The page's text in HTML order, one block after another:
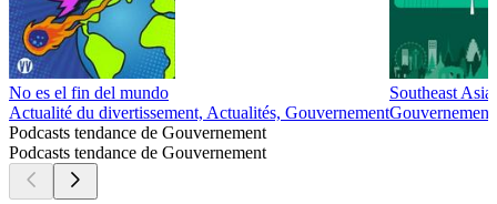
No es el fin del mundo
Actualité du divertissement, Actualités, Gouvernement
Southeast
Gouvernement
Podcasts tendance de Gouvernement
Podcasts tendance de Gouvernement